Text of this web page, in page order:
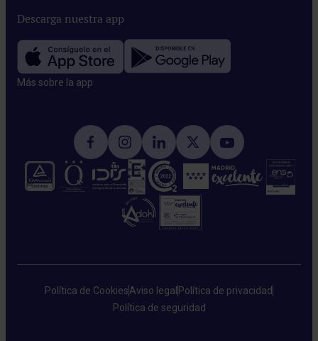
Descarga nuestra app
Más sobre la app​
Política de CookiesAviso legal Política de privacidad
Política de seguridad